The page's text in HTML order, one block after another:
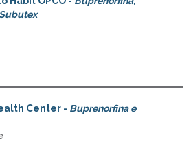
Center - Buprenorfina e